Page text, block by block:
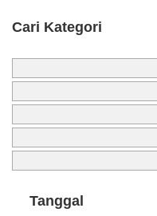
Cari Kategori
Tanggal